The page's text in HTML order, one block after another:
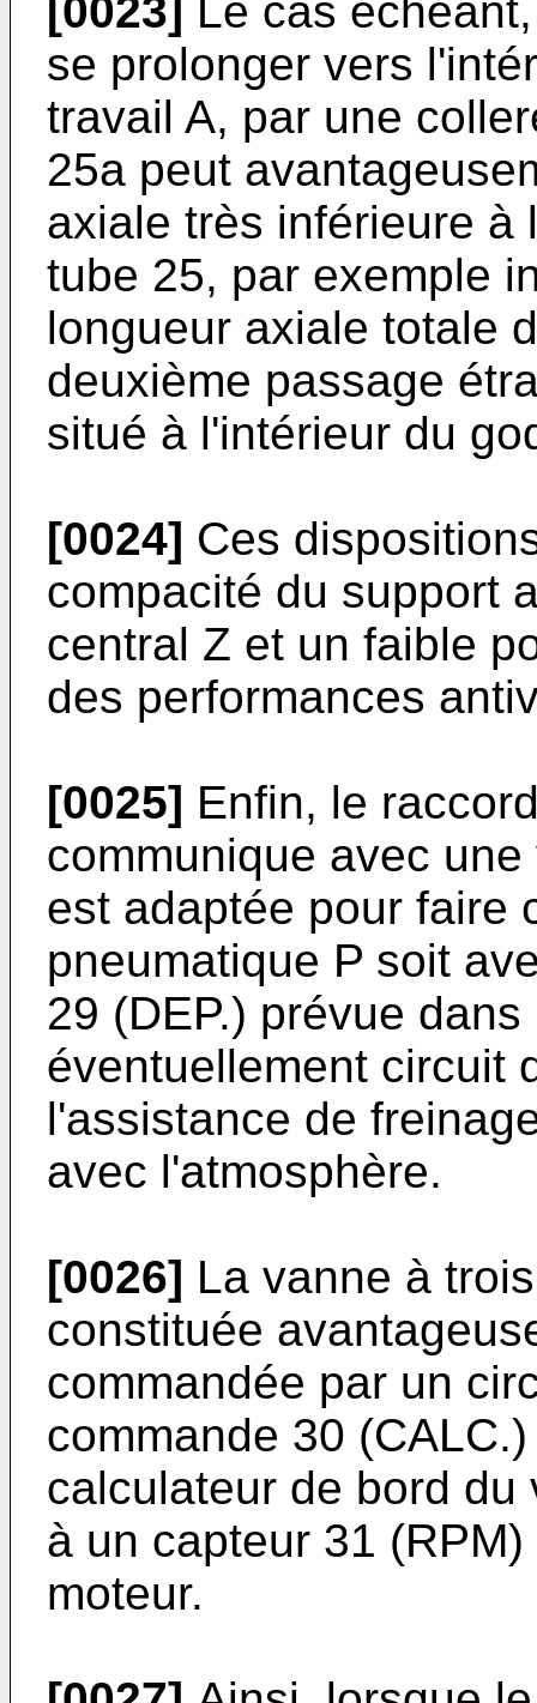
[0023] Le cas
se prolonger vers
travail A, par une
25a peut
axiale très inférieure à
tube 25, par exemple
longueur axiale totale
deuxième passage
situé à l'intérieur du
[0024] Ces
compacité du support
central Z et un faible
des performances
[0025] Enfin, le
communique avec
est adaptée pour faire
pneumatique P soit
29 (DEP.) prévue
éventuellement circuit
l'assistance de
avec l'atmosphère.
[0026] La vanne à
constituée
commandée par un
commande 30
calculateur de bord
à un capteur 31
moteur.